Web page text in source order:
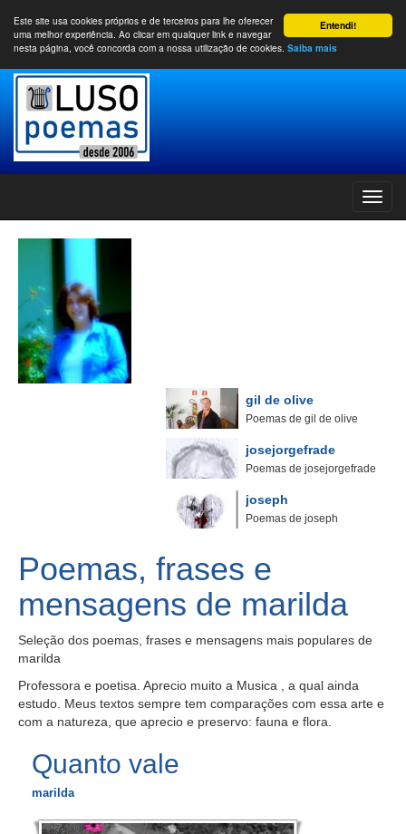
Entendi!
Este site usa cookies próprios e de terceiros para lhe oferecer
uma melhor experiência. Ao clicar em qualquer link e navegar
nesta página, você concorda com a nossa utilização de cookies. Saiba mais
gil de olive
Poemas de gil de olive
josejorgefrade
Poemas de josejorgefrade
joseph
Poemas de joseph
Poemas, frases e
mensagens de marilda
Seleção dos poemas, frases e mensagens mais populares de
marilda
Professora e poetisa. Aprecio muito a Musica , a qual ainda
estudo. Meus textos sempre tem comparações com essa arte e
com a natureza, que aprecio e preservo: fauna e flora.
Quanto vale
marilda